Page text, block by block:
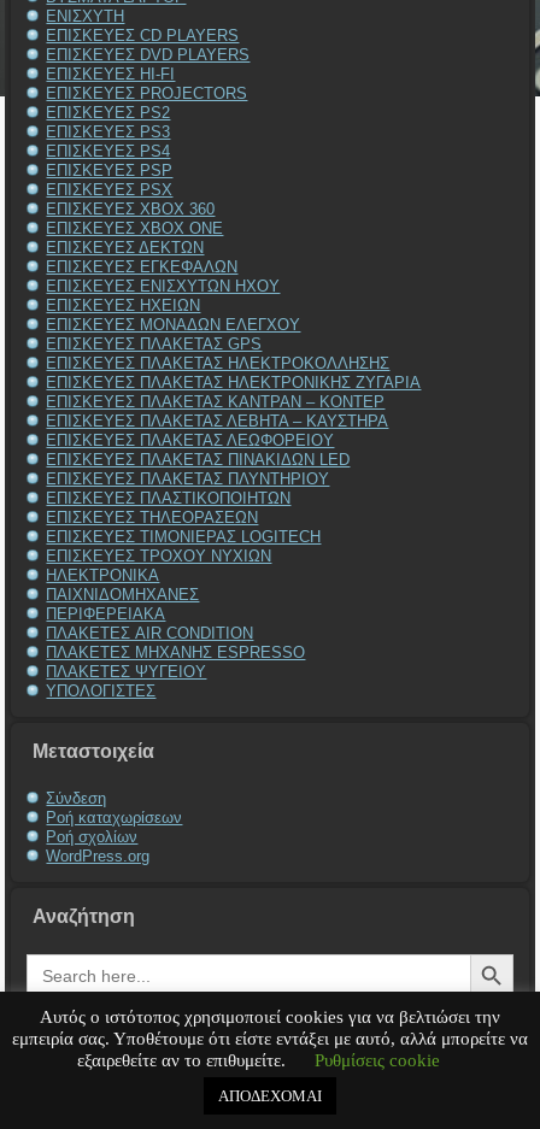
ΕΝΙΣΧΥΤΗ
ΕΠΙΣΚΕΥΕΣ CD PLAYERS
ΕΠΙΣΚΕΥΕΣ DVD PLAYERS
ΕΠΙΣΚΕΥΕΣ HI-FI
ΕΠΙΣΚΕΥΕΣ PROJECTORS
ΕΠΙΣΚΕΥΕΣ PS2
ΕΠΙΣΚΕΥΕΣ PS3
ΕΠΙΣΚΕΥΕΣ PS4
ΕΠΙΣΚΕΥΕΣ PSP
ΕΠΙΣΚΕΥΕΣ PSX
ΕΠΙΣΚΕΥΕΣ XBOX 360
ΕΠΙΣΚΕΥΕΣ XBOX ONE
ΕΠΙΣΚΕΥΕΣ ΔΕΚΤΩΝ
ΕΠΙΣΚΕΥΕΣ ΕΓΚΕΦΑΛΩΝ
ΕΠΙΣΚΕΥΕΣ ΕΝΙΣΧΥΤΩΝ ΗΧΟΥ
ΕΠΙΣΚΕΥΕΣ ΗΧΕΙΩΝ
ΕΠΙΣΚΕΥΕΣ ΜΟΝΑΔΩΝ ΕΛΕΓΧΟΥ
ΕΠΙΣΚΕΥΕΣ ΠΛΑΚΕΤΑΣ GPS
ΕΠΙΣΚΕΥΕΣ ΠΛΑΚΕΤΑΣ ΗΛΕΚΤΡΟΚΟΛΛΗΣΗΣ
ΕΠΙΣΚΕΥΕΣ ΠΛΑΚΕΤΑΣ ΗΛΕΚΤΡΟΝΙΚΗΣ ΖΥΓΑΡΙΑ
ΕΠΙΣΚΕΥΕΣ ΠΛΑΚΕΤΑΣ ΚΑΝΤΡΑΝ – ΚΟΝΤΕΡ
ΕΠΙΣΚΕΥΕΣ ΠΛΑΚΕΤΑΣ ΛΕΒΗΤΑ – ΚΑΥΣΤΗΡΑ
ΕΠΙΣΚΕΥΕΣ ΠΛΑΚΕΤΑΣ ΛΕΩΦΟΡΕΙΟΥ
ΕΠΙΣΚΕΥΕΣ ΠΛΑΚΕΤΑΣ ΠΙΝΑΚΙΔΩΝ LED
ΕΠΙΣΚΕΥΕΣ ΠΛΑΚΕΤΑΣ ΠΛΥΝΤΗΡΙΟΥ
ΕΠΙΣΚΕΥΕΣ ΠΛΑΣΤΙΚΟΠΟΙΗΤΩΝ
ΕΠΙΣΚΕΥΕΣ ΤΗΛΕΟΡΑΣΕΩΝ
ΕΠΙΣΚΕΥΕΣ ΤΙΜΟΝΙΕΡΑΣ LOGITECH
ΕΠΙΣΚΕΥΕΣ ΤΡΟΧΟΥ ΝΥΧΙΩΝ
ΗΛΕΚΤΡΟΝΙΚΑ
ΠΑΙΧΝΙΔΟΜΗΧΑΝΕΣ
ΠΕΡΙΦΕΡΕΙΑΚΑ
ΠΛΑΚΕΤΕΣ AIR CONDITION
ΠΛΑΚΕΤΕΣ ΜΗΧΑΝΗΣ ESPRESSO
ΠΛΑΚΕΤΕΣ ΨΥΓΕΙΟΥ
ΥΠΟΛΟΓΙΣΤΕΣ
Μεταστοιχεία
Σύνδεση
Ροή καταχωρίσεων
Ροή σχολίων
WordPress.org
Αναζήτηση
Search
for:
Search Button
Service Υπολογιστή Service Laptop Service Macbook Service Περιφερειακά
Αυτός ο ιστότοπος χρησιμοποιεί cookies για να βελτιώσει την
εμπειρία σας. Υποθέτουμε ότι είστε εντάξει με αυτό, αλλά μπορείτε να
εξαιρεθείτε αν το επιθυμείτε.
Ρυθμίσεις cookie
ΑΠΟΔΕΧΟΜΑΙ